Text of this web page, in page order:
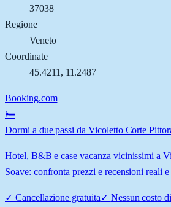
37038
Regione
Veneto
Coordinate
45.4211 , 11.2487
Booking.com
🛏️
Dormi a due passi da Vicoletto Corte
Hotel, B&B e case vacanza vicinissimi a
Soave: confronta prezzi e recensioni reali
✓ Cancellazione gratuita✓ Nessun costo